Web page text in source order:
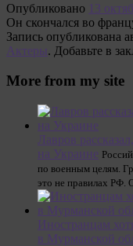
Опубликовано 13
Он скончался во
Запись опубликована
Актеры. Добавьте в
More from my site
Лавров
на Украине
по военным целям.
это не правилах
Иностранцам
в Мурманской